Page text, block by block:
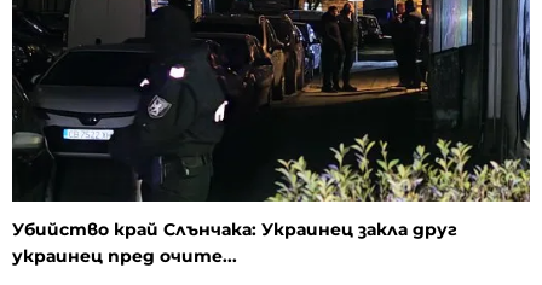
Убийство край Слънчака: Украинец закла друг
украинец пред очите...